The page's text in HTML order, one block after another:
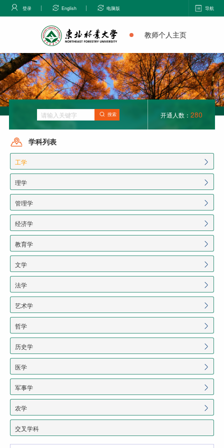
登录 English 电脑版 导航
教师个人主页
搜索 开通人数： 280
学科列表
工学
理学
管理学
经济学
教育学
文学
法学
艺术学
哲学
历史学
医学
军事学
农学
交叉学科